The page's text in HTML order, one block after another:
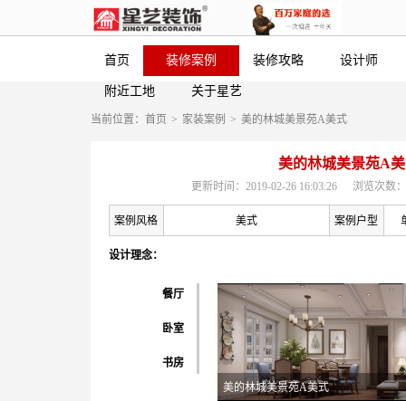
首页 装修案例 装修攻略 设计师
附近工地 关于星艺
当前位置： 首页 > 家装案例 > 美的林城美景苑A美式
美的林城美景苑A
更新时间：2019-02-26 16:03:26 浏览次数
案例风格 美式 案例户型
设计理念：
餐厅
卧室
书房
美的林城美景苑A美式